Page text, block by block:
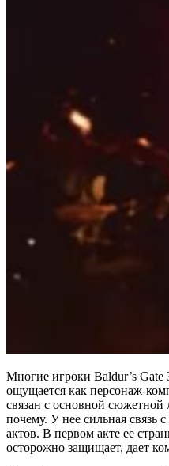
Многие игроки Baldur’s
ощущается как персонаж-
связан с основной сюжетной
почему. У нее сильная связь
актов. В первом акте ее
осторожно защищает, дает